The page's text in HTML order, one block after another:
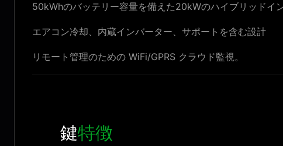
50kWhのバッテリー容量を備えた20kWのハイブリッドイ
エアコン冷却、内蔵インバーター、サポートを含む設計
リモート管理のための WiFi/GPRS クラウド監視。
鍵特徴